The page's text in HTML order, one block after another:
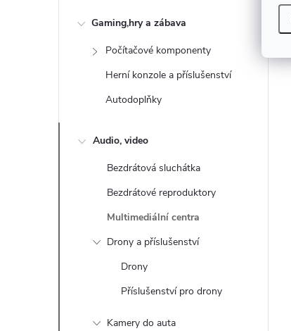
Gaming,hry a zábava
Počítačové komponenty
Herní konzole a příslušenství
Autodoplňky
Audio, video
Bezdrátová sluchátka
Bezdrátové reproduktory
Multimediální centra
Drony a příslušenství
Drony
Příslušenství pro drony
Kamery do auta